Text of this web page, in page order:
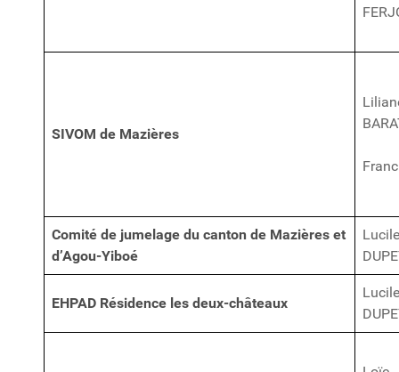
SIVOM de Mazières
Comité de jumelage du canton de Mazières et
d’Agou-Yiboé
Lucile
EHPAD Résidence les deux-châteaux
Lucile